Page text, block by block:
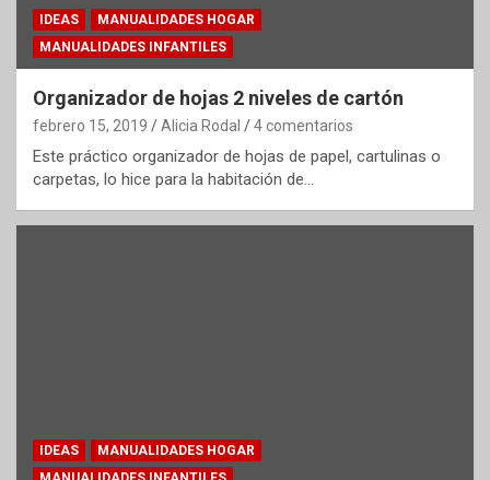
IDEAS
MANUALIDADES HOGAR
MANUALIDADES INFANTILES
Organizador de hojas 2 niveles de cartón
febrero 15, 2019 Alicia Rodal 4 comentarios
Este práctico organizador de hojas de papel, cartulinas o
carpetas, lo hice para la habitación de…
IDEAS
MANUALIDADES HOGAR